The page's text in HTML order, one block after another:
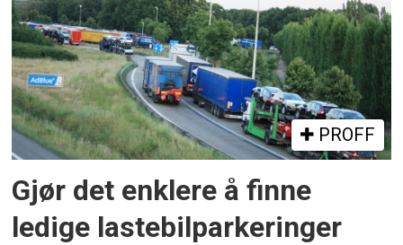
PROFF
Gjør det enklere å finne
ledige lastebilparkeringer